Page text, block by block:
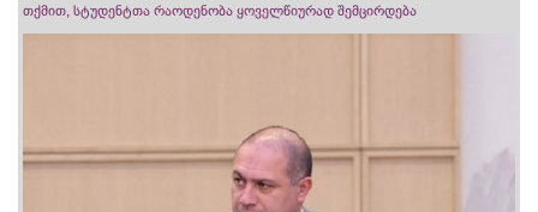
თქმით, სტუდენტთა რაოდენობა ყოველწიურად შემცირდება